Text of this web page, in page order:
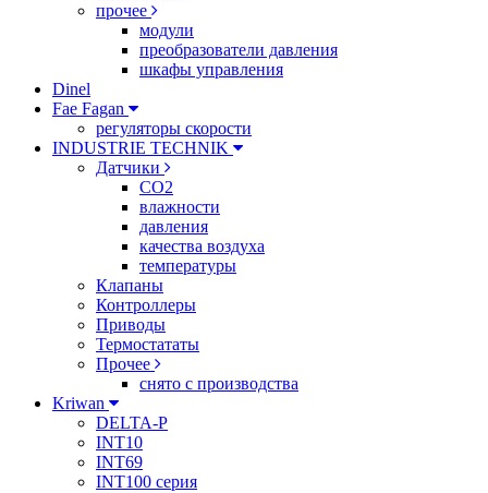
прочее
модули
преобразователи давления
шкафы управления
Dinel
Fae Fagan
регуляторы скорости
INDUSTRIE TECHNIK
Датчики
CO2
влажности
давления
качества воздуха
температуры
Клапаны
Контроллеры
Приводы
Термостататы
Прочее
снято с производства
Kriwan
DELTA-P
INT10
INT69
INT100 серия